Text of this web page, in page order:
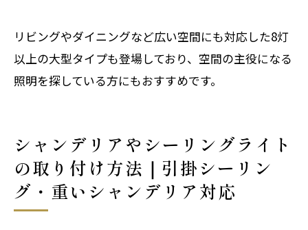
リビングやダイニングなど広い空間にも対応した8灯
以上の大型タイプも登場しており、空間の主役になる
照明を探している方にもおすすめです。
シャンデリアやシーリングライト
の取り付け方法｜引掛シーリン
グ・重いシャンデリア対応